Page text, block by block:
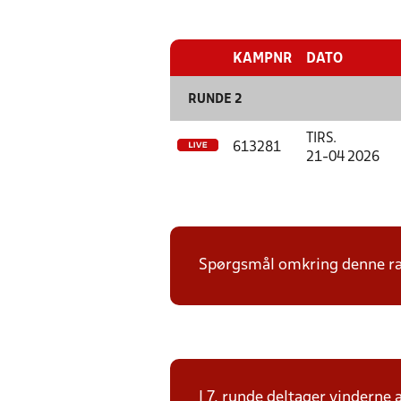
KAMPNR DATO
RUNDE 2
613281
TIRS.
21-04 2026
Spørgsmål omkring denne
I 7. runde deltager vinderne